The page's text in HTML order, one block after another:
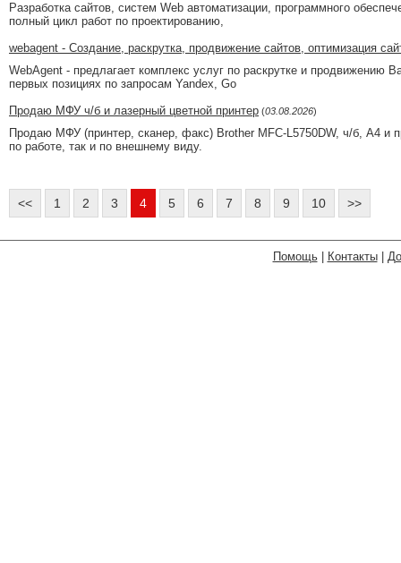
Разработка сайтов, систем Web автоматизации, программного
полный цикл работ по проектированию,
webagent - Создание, раскрутка, продвижение сайтов, оптимизация
WebAgent - предлагает комплекс услуг по раскрутке и
первых позициях по запросам Yandex, Go
Продаю МФУ ч/б и лазерный цветной принтер (03.08.2026)
Продаю МФУ (принтер, сканер, факс) Brother MFC-L5750DW, ч/б, A4 и
по работе, так и по внешнему виду.
<< 1 2 3 4 5 6 7 8 9 10 >>
Помощь| Контакты|